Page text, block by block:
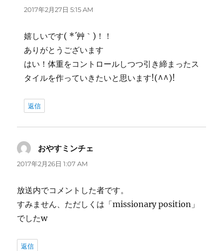
り:
2017年2月27日 5:15 AM
嬉しいです( *´艸｀)！！
ありがとうございます
はい！体重をコントロールしつつ引き締まったス
タイルを作っていきたいと思います!(^^)!
返信
おやすミンチェ
2017年2月26日 1:07 AM
放送内でコメントした者です。
すみません、ただしくは「missionary position」
でしたw
返信